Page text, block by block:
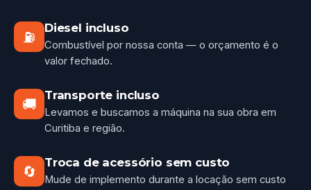
⛽
Diesel incluso
Combustível por nossa conta — o orçamento é o
valor fechado.
🚚
Transporte incluso
Levamos e buscamos a máquina na sua obra em
Curitiba e região.
🔄
Troca de acessório sem custo
Mude de implemento durante a locação sem custo